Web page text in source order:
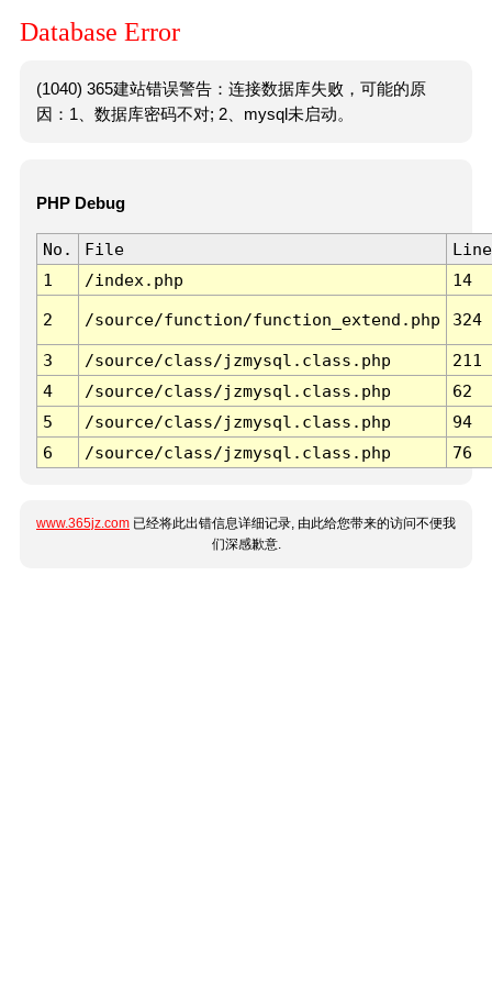
Database Error
(1040) 365建站错误警告：连接数据库失败，可能的原
因：1、数据库密码不对; 2、mysql未启动。
PHP Debug
No. File
Line
1
/index.php 14
2 /source/function/function_extend.php 324
3 /source/class/jzmysql.class.php
211
4
/source/class/jzmysql.class.php
62
5
/source/class/jzmysql.class.php
94
6
/source/class/jzmysql.class.php 76
www.365jz.com 已经将此出错信息详细记录, 由此给您带来的访问不便我
们深感歉意.